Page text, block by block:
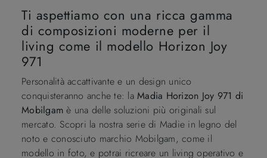
Ti aspettiamo con una ricca gamma
di composizioni moderne per il
living come il modello Horizon Joy
971
Personalità accattivante e un design unico
conquisteranno anche te: la Madia Horizon Joy 971 di
Mobilgam è una delle soluzioni più originali sul
mercato. Scopri la nostra serie di Madie in legno del
noto e conosciuto marchio Mobilgam, come il
modello in foto, e potrai ricreare un living operativo e